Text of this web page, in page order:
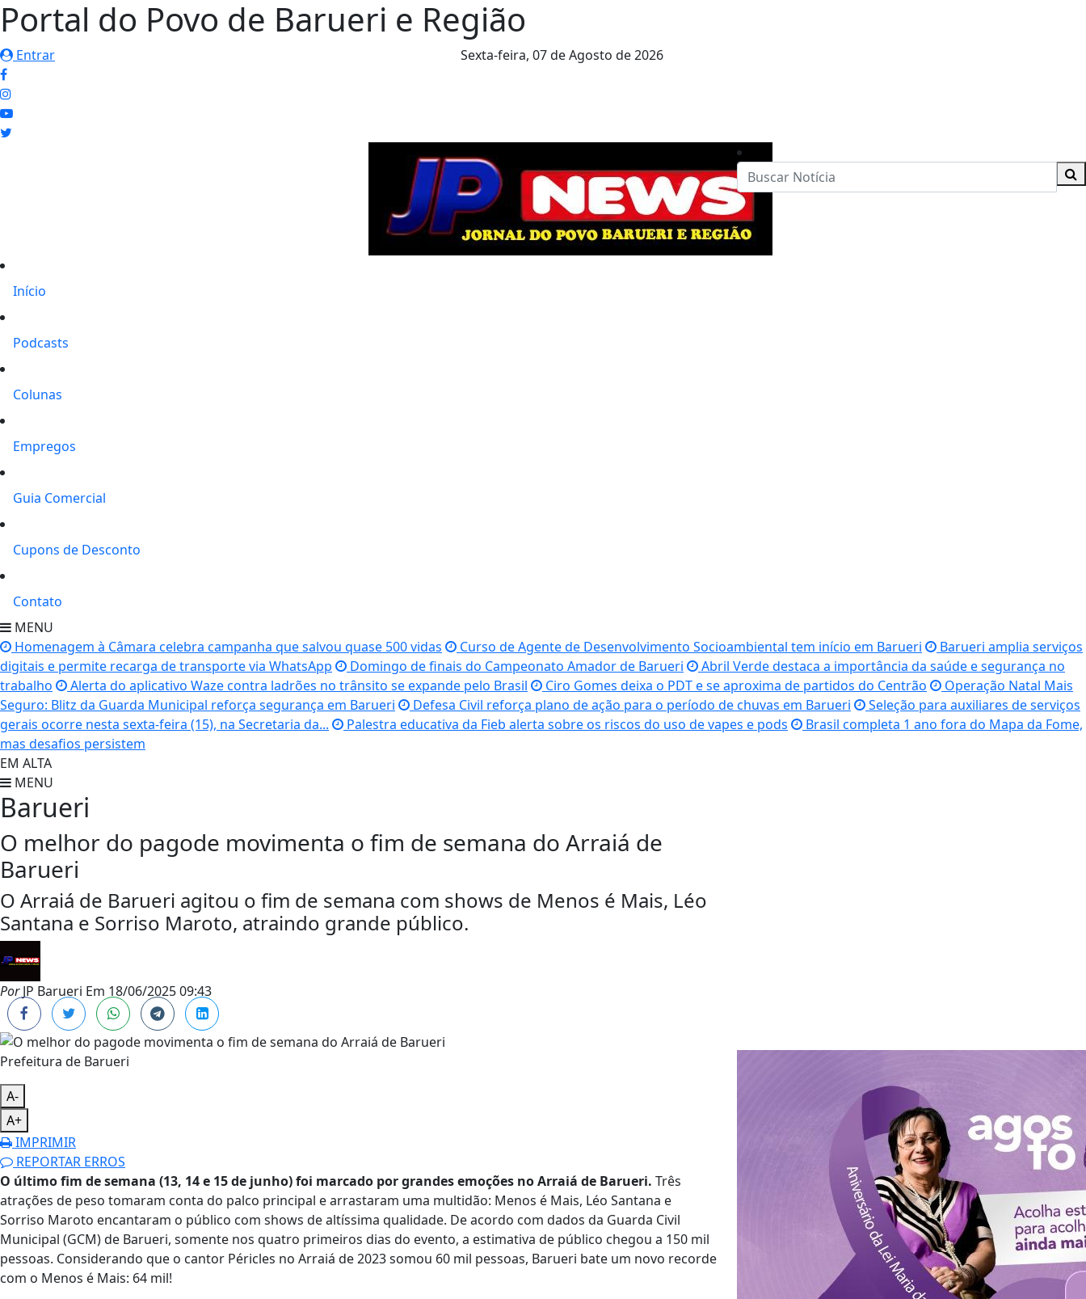
Portal do Povo de Barueri e Região
Entrar Sexta-feira, 07 de Agosto de 2026
Início
Podcasts
Colunas
Empregos
Guia Comercial
Cupons de Desconto
Contato
MENU
Homenagem à Câmara celebra campanha que salvou quase 500 vidas
Curso de Agente de Desenvolvimento Socioambiental tem início em Barueri
Barueri amplia serviços
digitais e permite recarga de transporte via WhatsApp
Domingo de finais do Campeonato Amador de Barueri
Abril Verde destaca a importância da saúde e segurança no
trabalho
Alerta do aplicativo Waze contra ladrões no trânsito se expande pelo Brasil Ciro Gomes deixa o PDT e se aproxima de partidos do Centrão
Operação Natal Mais
Seguro: Blitz da Guarda Municipal reforça segurança em Barueri
Defesa Civil reforça plano de ação para o período de chuvas em Barueri
Seleção para auxiliares de serviços
gerais ocorre nesta sexta-feira (15), na Secretaria da...
Palestra educativa da Fieb alerta sobre os riscos do uso de vapes e pods
Brasil completa 1 ano fora do Mapa da Fome,
mas desafios persistem
EM ALTA
MENU
Barueri
O melhor do pagode movimenta o fim de semana do Arraiá de
Barueri
O Arraiá de Barueri agitou o fim de semana com shows de Menos é Mais, Léo
Santana e Sorriso Maroto, atraindo grande público.
PorJP Barueri Em 18/06/2025 09:43
Prefeitura de Barueri
A-
A+
IMPRIMIR
REPORTAR ERROS
O último fim de semana (13, 14 e 15 de junho) foi marcado por grandes emoções no Arraiá de Barueri. Três
atrações de peso tomaram conta do palco principal e arrastaram uma multidão: Menos é Mais, Léo Santana e
Sorriso Maroto encantaram o público com shows de altíssima qualidade. De acordo com dados da Guarda Civil
Municipal (GCM) de Barueri, somente nos quatro primeiros dias do evento, a estimativa de público chegou a 150 mil
pessoas. Considerando que o cantor Péricles no Arraiá de 2023 somou 60 mil pessoas, Barueri bate um novo recorde
com o Menos é Mais: 64 mil!